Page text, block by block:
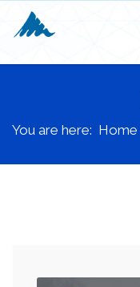
You are here: Home